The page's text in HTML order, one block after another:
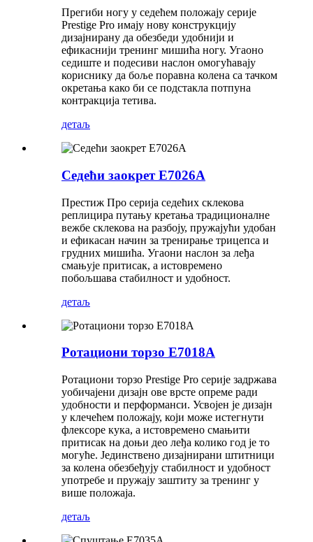
Прегиби ногу у седећем положају серије
Prestige Pro имају нову конструкцију
дизајнирану да обезбеди удобнији и
ефикаснији тренинг мишића ногу. Угаоно
седиште и подесиви наслон омогућавају
кориснику да боље поравна колена са тачком
окретања како би се подстакла потпуна
контракција тетива.
детаљ
Седећи заокрет E7026A
Престиж Про серија седећих склекова
реплицира путању кретања традиционалне
вежбе склекова на разбоју, пружајући удобан
и ефикасан начин за тренирање трицепса и
грудних мишића. Угаони наслон за леђа
смањује притисак, а истовремено
побољшава стабилност и удобност.
детаљ
Ротациони торзо Е7018А
Ротациони торзо Prestige Pro серије задржава
уобичајени дизајн ове врсте опреме ради
удобности и перформанси. Усвојен је дизајн
у клечећем положају, који може истегнути
флексоре кука, а истовремено смањити
притисак на доњи део леђа колико год је то
могуће. Јединствено дизајнирани штитници
за колена обезбеђују стабилност и удобност
употребе и пружају заштиту за тренинг у
више положаја.
детаљ